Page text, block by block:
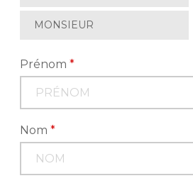
MONSIEUR
Prénom*
Nom*